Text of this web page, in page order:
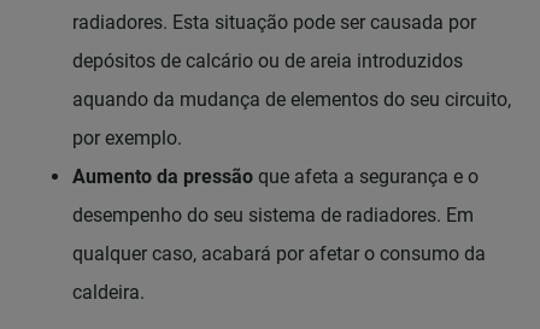
radiadores. Esta situação pode ser causada por
depósitos de calcário ou de areia introduzidos
aquando da mudança de elementos do seu circuito,
por exemplo.
Aumento da pressão que afeta a segurança e o
desempenho do seu sistema de radiadores. Em
qualquer caso, acabará por afetar o consumo da
caldeira.